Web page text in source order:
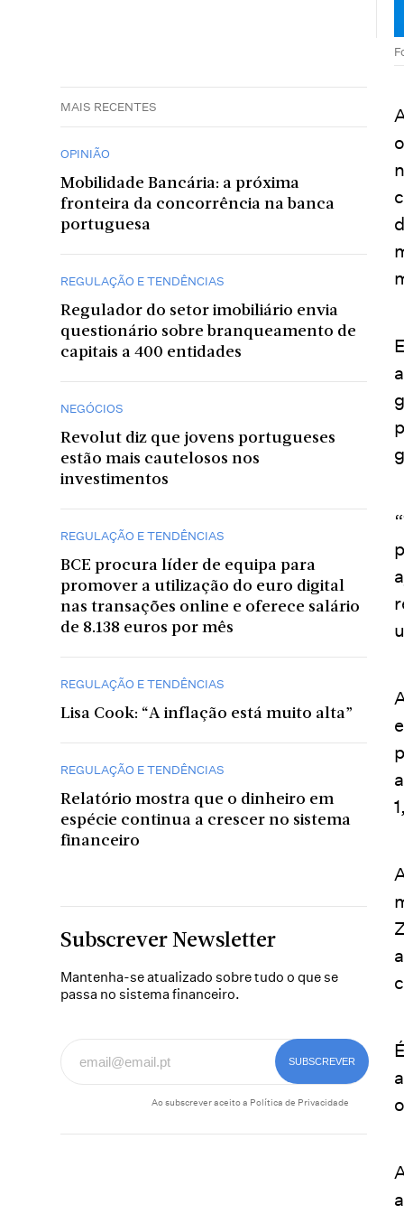
MAIS RECENTES
OPINIÃO
Mobilidade Bancária: a próxima
fronteira da concorrência na banca
portuguesa
REGULAÇÃO E TENDÊNCIAS
Regulador do setor imobiliário envia
questionário sobre branqueamento de
capitais a 400 entidades
NEGÓCIOS
Revolut diz que jovens portugueses
estão mais cautelosos nos
investimentos
REGULAÇÃO E TENDÊNCIAS
BCE procura líder de equipa para
promover a utilização do euro digital
nas transações online e oferece salário
de 8.138 euros por mês
REGULAÇÃO E TENDÊNCIAS
Lisa Cook: “A inflação está muito alta”
REGULAÇÃO E TENDÊNCIAS
Relatório mostra que o dinheiro em
espécie continua a crescer no sistema
financeiro
Subscrever Newsletter
Mantenha-se atualizado sobre tudo o que se
passa no sistema financeiro.
Ao subscrever aceito a Política de Privacidade